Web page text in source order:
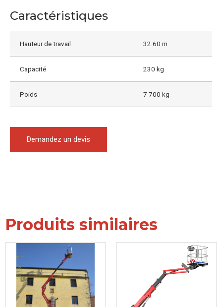
Caractéristiques
Hauteur de travail 32.60 m
Capacité 230 kg
Poids 7 700 kg
Demandez un devis
Produits similaires